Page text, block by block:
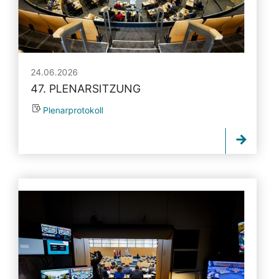
24.06.2026
47. PLENARSITZUNG
Plenarprotokoll